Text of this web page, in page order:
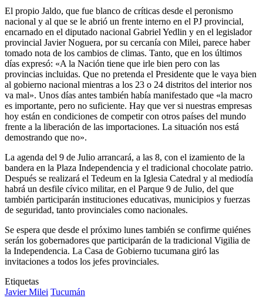
El propio Jaldo, que fue blanco de críticas desde el peronismo
nacional y al que se le abrió un frente interno en el PJ provincial,
encarnado en el diputado nacional Gabriel Yedlin y en el legislador
provincial Javier Noguera, por su cercanía con Milei, parece haber
tomado nota de los cambios de climas. Tanto, que en los últimos
días expresó: «A la Nación tiene que irle bien pero con las
provincias incluidas. Que no pretenda el Presidente que le vaya bien
al gobierno nacional mientras a los 23 o 24 distritos del interior nos
va mal». Unos días antes también había manifestado que «la macro
es importante, pero no suficiente. Hay que ver si nuestras empresas
hoy están en condiciones de competir con otros países del mundo
frente a la liberación de las importaciones. La situación nos está
demostrando que no».
La agenda del 9 de Julio arrancará, a las 8, con el izamiento de la
bandera en la Plaza Independencia y el tradicional chocolate patrio.
Después se realizará el Tedeum en la Iglesia Catedral y al mediodía
habrá un desfile cívico militar, en el Parque 9 de Julio, del que
también participarán instituciones educativas, municipios y fuerzas
de seguridad, tanto provinciales como nacionales.
Se espera que desde el próximo lunes también se confirme quiénes
serán los gobernadores que participarán de la tradicional Vigilia de
la Independencia. La Casa de Gobierno tucumana giró las
invitaciones a todos los jefes provinciales.
Etiquetas
Javier Milei Tucumán